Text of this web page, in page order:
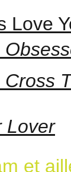
Love
Lover
et